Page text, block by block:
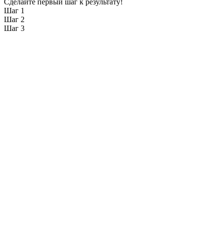
Сделайте первый шаг к результату!
Шаг 1
Шаг 2
Шаг 3